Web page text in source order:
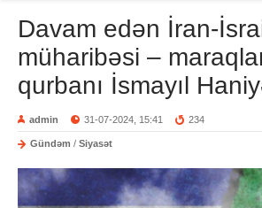
Davam edən İran-
müharibəsi –
qurbanı İsmayıl
admin 31-07-2024, 15:41 234
Gündəm / Siyasət